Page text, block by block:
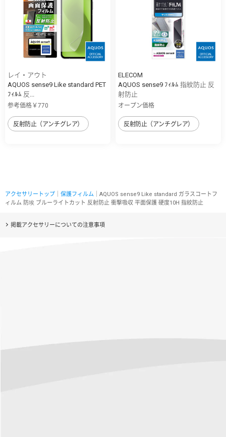
レイ・アウト
AQUOS sense9 Like standard PET
ﾌｨﾙﾑ 反...
参考価格￥770
反射防止（アンチグレア）
ELECOM
AQUOS sense9 ﾌｨﾙﾑ 指紋防止 反
射防止
オープン価格
反射防止（アンチグレア）
アクセサリートップ 保護フィルム ｜AQUOS sense9 Like standard ガラスコートフ
ィルム 防埃 ブルーライトカット 反射防止 衝撃吸収 平面保護 硬度10H 指紋防止
掲載アクセサリーについての注意事項